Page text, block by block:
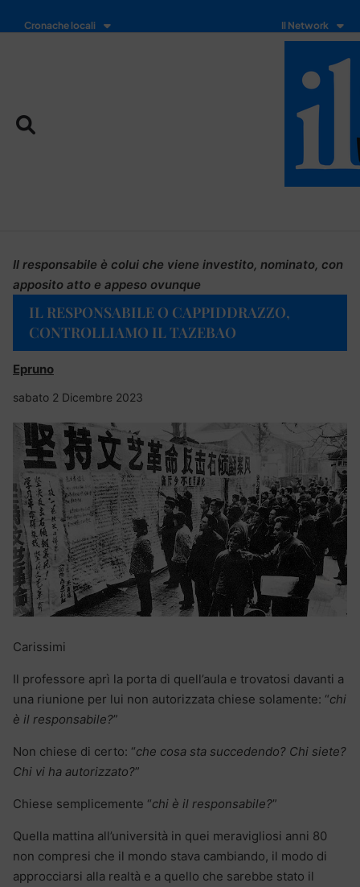
Cronache locali Il Network
Il responsabile è colui che viene investito, nominato, con
apposito atto e appeso ovunque
IL RESPONSABILE O CAPPIDDRAZZO,
CONTROLLIAMO IL TAZEBAO
Epruno
sabato 2 Dicembre 2023
Carissimi
Il professore aprì la porta di quell’aula e trovatosi davanti a
una riunione per lui non autorizzata chiese solamente: “chi
è il responsabile?”
Non chiese di certo: “che cosa sta succedendo? Chi siete?
Chi vi ha autorizzato?”
Chiese semplicemente “chi è il responsabile?”
Quella mattina all’università in quei meravigliosi anni 80
non compresi che il mondo stava cambiando, il modo di
approcciarsi alla realtà e a quello che sarebbe stato il